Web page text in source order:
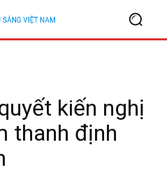
kiến nghị
thanh định